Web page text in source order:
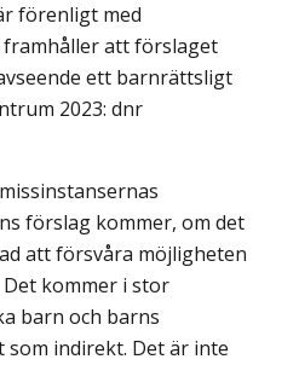
förenligt med
att förslaget
ett barnrättsligt
2023: dnr
förslag kommer, om det
att försvåra möjligheten
kommer i stor
barn och barns
indirekt. Det är inte